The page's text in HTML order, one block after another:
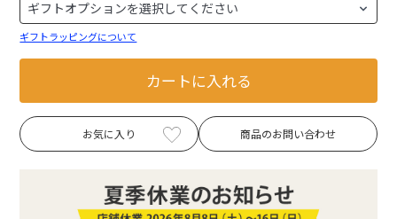
ギフトラッピングについて
カートに入れる
お気に入り 商品のお問い合わせ